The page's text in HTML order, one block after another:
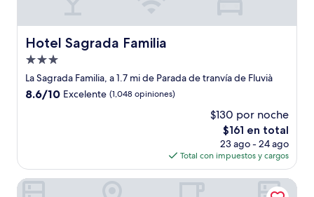
Hotel Sagrada Familia
Hotel Sagrada Familia
Propiedad
de
3.0
La Sagrada Familia, a 1.7 mi de Parada de tranvía de Fluvià
8.6
8.6/10 Excelente (1,048 opiniones)
$130 por noche
El
precio
actual
es
de
$161 en total
23 ago - 24 ago
Total con impuestos y cargos
Hotel ILUNION Auditori